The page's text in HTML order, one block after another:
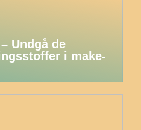
Undgå de
i make-